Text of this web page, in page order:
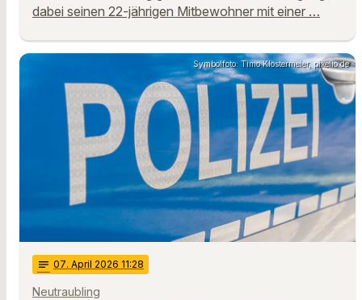
dabei seinen 22-jährigen Mitbewohner mit einer …
Symbolfoto: Timo Klostermeier, pixelio.de
notes 07. April 2026 11:28
Neutraubling